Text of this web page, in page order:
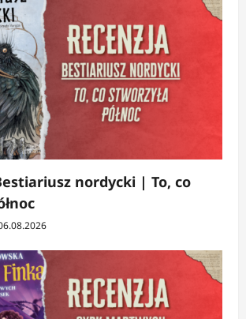
nordycki | To, co